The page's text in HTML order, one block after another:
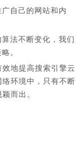
自己的网站和内
法不断变化，我们
。
地提高搜索引擎云
环境中，只有不断
而出。